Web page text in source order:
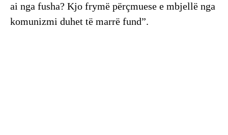
ai nga fusha? Kjo frymë përçmuese e mbjellë nga
komunizmi duhet të marrë fund”.